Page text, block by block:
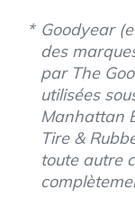
Goodyear
des
par The
utilisées
Manhattan
Tire &
toute autre